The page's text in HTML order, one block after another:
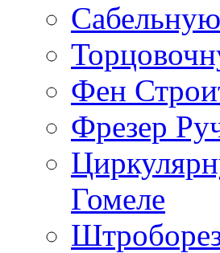
Фен
Фрезер
Гомеле